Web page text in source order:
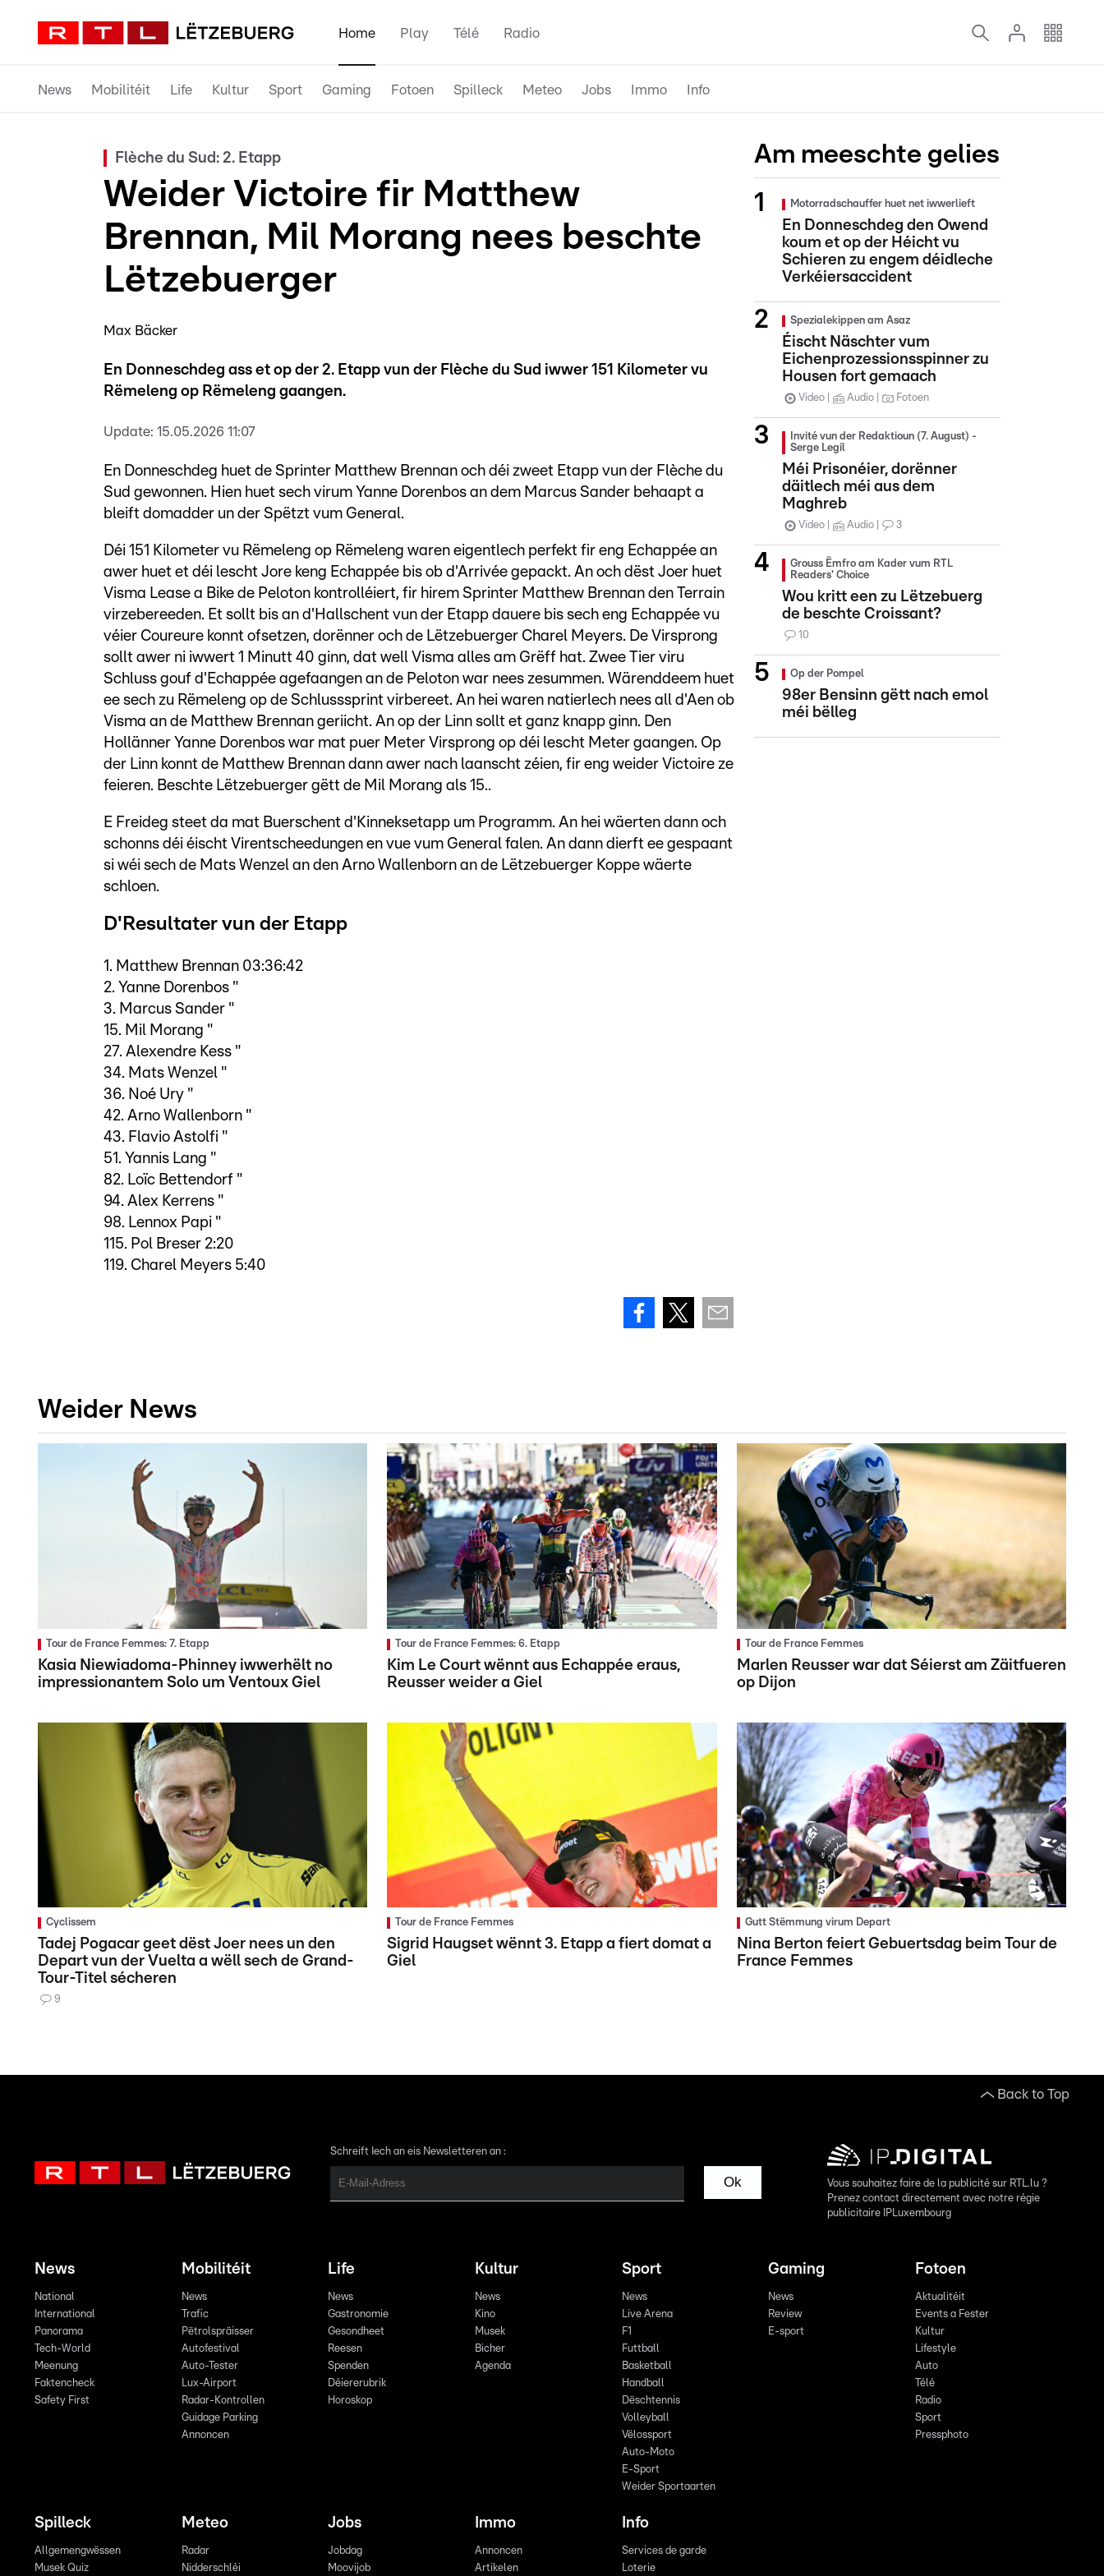
Home Play Télé Radio
News Mobilitéit Life Kultur Sport Gaming Fotoen Spilleck Meteo Jobs Immo Info
Flèche du Sud: 2. Etapp
Weider Victoire fir Matthew
Brennan, Mil Morang nees beschte
Lëtzebuerger
Max Bäcker
En Donneschdeg ass et op der 2. Etapp vun der Flèche du Sud iwwer 151 Kilometer vu
Rëmeleng op Rëmeleng gaangen.
Update: 15.05.2026 11:07
En Donneschdeg huet de Sprinter Matthew Brennan och déi zweet Etapp vun der Flèche du
Sud gewonnen. Hien huet sech virum Yanne Dorenbos an dem Marcus Sander behaapt a
bleift domadder un der Spëtzt vum General.
Déi 151 Kilometer vu Rëmeleng op Rëmeleng waren eigentlech perfekt fir eng Echappée an
awer huet et déi lescht Jore keng Echappée bis ob d'Arrivée gepackt. An och dëst Joer huet
Visma Lease a Bike de Peloton kontrolléiert, fir hirem Sprinter Matthew Brennan den Terrain
virzebereeden. Et sollt bis an d'Hallschent vun der Etapp dauere bis sech eng Echappée vu
véier Coureure konnt ofsetzen, dorënner och de Lëtzebuerger Charel Meyers. De Virsprong
sollt awer ni iwwert 1 Minutt 40 ginn, dat well Visma alles am Grëff hat. Zwee Tier viru
Schluss gouf d'Echappée agefaangen an de Peloton war nees zesummen. Wärenddeem huet
ee sech zu Rëmeleng op de Schlusssprint virbereet. An hei waren natierlech nees all d'Aen ob
Visma an de Matthew Brennan geriicht. An op der Linn sollt et ganz knapp ginn. Den
Hollänner Yanne Dorenbos war mat puer Meter Virsprong op déi lescht Meter gaangen. Op
der Linn konnt de Matthew Brennan dann awer nach laanscht zéien, fir eng weider Victoire ze
feieren. Beschte Lëtzebuerger gëtt de Mil Morang als 15..
E Freideg steet da mat Buerschent d'Kinneksetapp um Programm. An hei wäerten dann och
schonns déi éischt Virentscheedungen en vue vum General falen. An dann dierft ee gespaant
si wéi sech de Mats Wenzel an den Arno Wallenborn an de Lëtzebuerger Koppe wäerte
schloen.
D'Resultater vun der Etapp
1. Matthew Brennan 03:36:42
2. Yanne Dorenbos "
3. Marcus Sander "
15. Mil Morang "
27. Alexendre Kess "
34. Mats Wenzel "
36. Noé Ury "
42. Arno Wallenborn "
43. Flavio Astolfi "
51. Yannis Lang "
82. Loïc Bettendorf "
94. Alex Kerrens "
98. Lennox Papi "
115. Pol Breser 2:20
119. Charel Meyers 5:40
Am meeschte gelies
Motorradschauffer huet net iwwerlieft
En Donneschdeg den Owend
koum et op der Héicht vu
Schieren zu engem déidleche
Verkéiersaccident
Spezialekippen am Asaz
Éischt Näschter vum
Eichenprozessionsspinner zu
Housen fort gemaach
Video Audio Fotoen
Invité vun der Redaktioun (7. August) -
Serge Legil
Méi Prisonéier, dorënner
däitlech méi aus dem
Maghreb
Video Audio 3
Grouss Ëmfro am Kader vum RTL
Readers' Choice
Wou kritt een zu Lëtzebuerg
de beschte Croissant?
10
Op der Pompel
98er Bensinn gëtt nach emol
méi bëlleg
Weider News
Tour de France Femmes: 7. Etapp
Kasia Niewiadoma-Phinney iwwerhëlt no
impressionantem Solo um Ventoux Giel
Tour de France Femmes: 6. Etapp
Kim Le Court wënnt aus Echappée eraus,
Reusser weider a Giel
Tour de France Femmes
Marlen Reusser war dat Séierst am Zäitfueren
op Dijon
Cyclissem
Tadej Pogacar geet dëst Joer nees un den
Depart vun der Vuelta a wëll sech de Grand-
Tour-Titel sécheren
9
Tour de France Femmes
Sigrid Haugset wënnt 3. Etapp a fiert domat a
Giel
Gutt Stëmmung virum Depart
Nina Berton feiert Gebuertsdag beim Tour de
France Femmes
Back to Top
Schreift Iech an eis Newsletteren an :
Ok
Vous souhaitez faire de la publicité sur RTL.lu ?
Prenez contact directement avec notre régie
publicitaire IPLuxembourg
News
National
International
Panorama
Tech-World
Meenung
Faktencheck
Safety First
Mobilitéit
News
Trafic
Pëtrolspräisser
Autofestival
Auto-Tester
Lux-Airport
Radar-Kontrollen
Guidage Parking
Annoncen
Life
News
Gastronomie
Gesondheet
Reesen
Spenden
Déiererubrik
Horoskop
Kultur
News
Kino
Musek
Bicher
Agenda
Sport
News
Live Arena
F1
Futtball
Basketball
Handball
Dëschtennis
Volleyball
Vëlossport
Auto-Moto
E-Sport
Weider Sportaarten
Gaming
News
Review
E-sport
Fotoen
Aktualitéit
Events a Fester
Kultur
Lifestyle
Auto
Télé
Radio
Sport
Pressphoto
Spilleck
Allgemengwëssen
Musek Quiz
Meteo
Radar
Nidderschléi
Jobs
Jobdag
Moovijob
Immo
Annoncen
Artikelen
Info
Services de garde
Loterie